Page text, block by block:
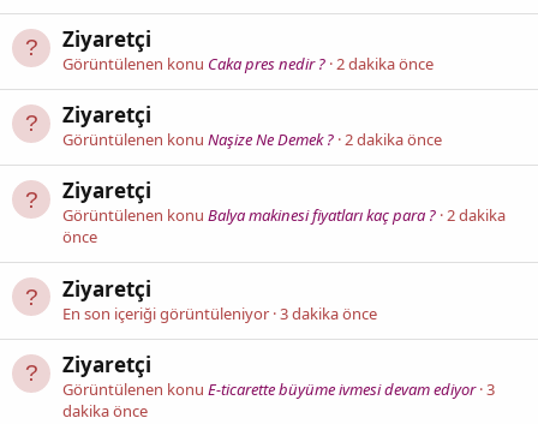
Ziyaretçi
Görüntülenen konu Caka pres nedir ? 2 dakika önce
Ziyaretçi
Görüntülenen konu Naşize Ne Demek ? 2 dakika önce
Ziyaretçi
Görüntülenen konu Balya makinesi fiyatları kaç para ? 2 dakika
önce
Ziyaretçi
En son içeriği görüntüleniyor 3 dakika önce
Ziyaretçi
Görüntülenen konu E-ticarette büyüme ivmesi devam ediyor 3
dakika önce